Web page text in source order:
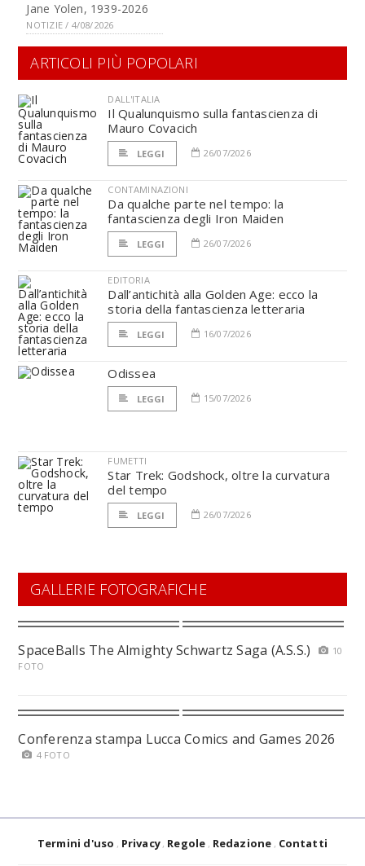
Jane Yolen, 1939-2026
NOTIZIE / 4/08/2026
ARTICOLI PIÙ POPOLARI
DALL'ITALIA
Il Qualunquismo sulla fantascienza di
Mauro Covacich
LEGGI 26/07/2026
CONTAMINAZIONI
Da qualche parte nel tempo: la
fantascienza degli Iron Maiden
LEGGI 26/07/2026
EDITORIA
Dall’antichità alla Golden Age: ecco la
storia della fantascienza letteraria
LEGGI 16/07/2026
Odissea
LEGGI 15/07/2026
FUMETTI
Star Trek: Godshock, oltre la curvatura
del tempo
LEGGI 26/07/2026
GALLERIE FOTOGRAFICHE
SpaceBalls The Almighty Schwartz Saga (A.S.S.)
10
FOTO
Conferenza stampa Lucca Comics and Games 2026
4 FOTO
Termini d'uso Privacy Regole Redazione Contatti